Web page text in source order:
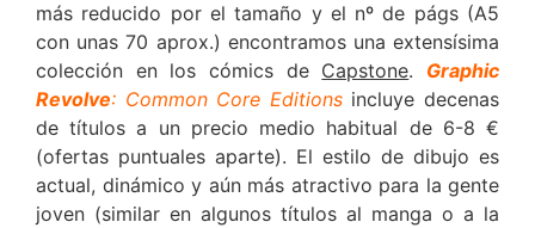
más reducido por el tamaño y el nº de págs (A5
con unas 70 aprox.) encontramos una extensísima
colección en los cómics de Capstone. Graphic
Revolve: Common Core Editions incluye decenas
de títulos a un precio medio habitual de 6-8 €
(ofertas puntuales aparte). El estilo de dibujo es
actual, dinámico y aún más atractivo para la gente
joven (similar en algunos títulos al manga o a la